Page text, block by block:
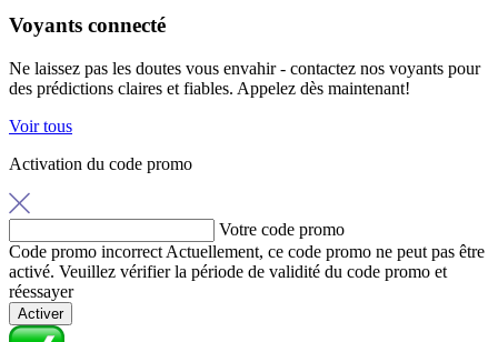
Voyants connecté
Ne laissez pas les doutes vous envahir - contactez nos voyants pour
des prédictions claires et fiables. Appelez dès maintenant!
Voir tous
Activation du code promo
Votre code promo
Code promo incorrect Actuellement, ce code promo ne peut pas être
activé. Veuillez vérifier la période de validité du code promo et
réessayer
Activer